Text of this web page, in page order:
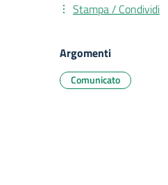
Stampa / Condividi
Argomenti
Comunicato